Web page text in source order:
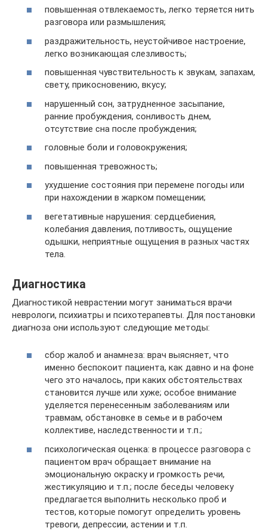
повышенная отвлекаемость, легко теряется нить
разговора или размышления;
раздражительность, неустойчивое настроение,
легко возникающая слезливость;
повышенная чувствительность к звукам, запахам,
свету, прикосновению, вкусу;
нарушенный сон, затрудненное засыпание,
ранние пробуждения, сонливость днем,
отсутствие сна после пробуждения;
головные боли и головокружения;
повышенная тревожность;
ухудшение состояния при перемене погоды или
при нахождении в жарком помещении;
вегетативные нарушения: сердцебиения,
колебания давления, потливость, ощущение
одышки, неприятные ощущения в разных частях
тела.
Диагностика
Диагностикой неврастении могут заниматься врачи
неврологи, психиатры и психотерапевты. Для постановки
диагноза они используют следующие методы:
сбор жалоб и анамнеза: врач выясняет, что
именно беспокоит пациента, как давно и на фоне
чего это началось, при каких обстоятельствах
становится лучше или хуже; особое внимание
уделяется перенесенным заболеваниям или
травмам, обстановке в семье и в рабочем
коллективе, наследственности и т.п.;
психологическая оценка: в процессе разговора с
пациентом врач обращает внимание на
эмоциональную окраску и громкость речи,
жестикуляцию и т.п.; после беседы человеку
предлагается выполнить несколько проб и
тестов, которые помогут определить уровень
тревоги, депрессии, астении и т.п.